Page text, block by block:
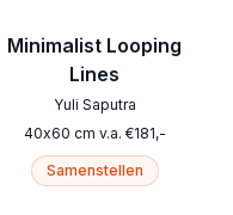
Minimalist Looping
Lines
Yuli Saputra
40x60 cm v.a. €181,-
Samenstellen